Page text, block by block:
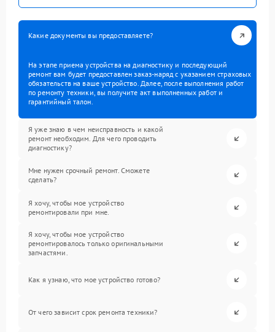
Какие документы вы предоставляете?
На этапе приема устройства на диагностику и последующий
ремонт вам будет предоставлен заказ-наряд с указанием страховых
обязательств на ваше устройство. Далее, после выполнения работ
по ремонту техники, вы получите акт выполненных работ и
гарантийный талон.
Я уже знаю в чем неисправность и какой
ремонт необходим. Для чего проводить
диагностику?
Мне нужен срочный ремонт. Сможете
сделать?
Я хочу, чтобы мое устройство
ремонтировали при мне.
Я хочу, чтобы мое устройство
ремонтировалось только оригинальными
запчастями.
Как я узнаю, что мое устройство готово?
От чего зависит срок ремонта техники?